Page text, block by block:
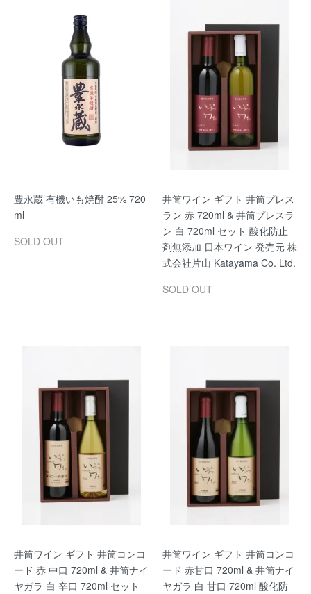
豊永蔵 有機いも焼酎 25% 720
ml
SOLD OUT
井筒ワイン ギフト 井筒プレス
ラン 赤 720ml & 井筒プレスラ
ン 白 720ml セット 酸化防止
剤無添加 日本ワイン 発売元 株
式会社片山 Katayama Co. Ltd.
SOLD OUT
井筒ワイン ギフト 井筒コンコ
ード 赤 中口 720ml & 井筒ナイ
ヤガラ 白 辛口 720ml セット
井筒ワイン ギフト 井筒コンコ
ード 赤甘口 720ml & 井筒ナイ
ヤガラ 白 甘口 720ml 酸化防